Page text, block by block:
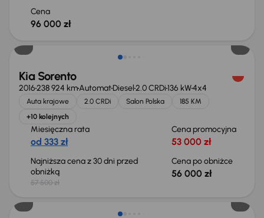
Cena
96 000 zł
Taniej o 1 500 zł
Kia Sorento
2016238 924 kmAutomatDiesel2.0 CRDi136 kW4x4
Auta krajowe 2.0 CRDi Salon Polska
185 KM
+10 kolejnych
Miesięczna rata
od 333 zł
Cena promocyjna
53 000 zł
Najniższa cena z 30 dni przed
obniżką
57 500 zł
Cena po obniżce
56 000 zł